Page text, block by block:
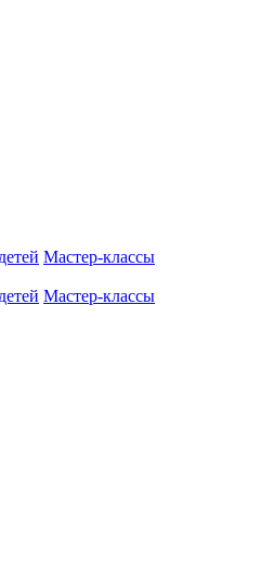
Мастер-классы
Мастер-классы